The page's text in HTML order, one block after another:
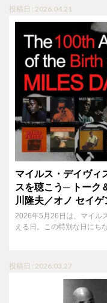
投稿日 : 2026.04.21
マイルス・デイヴィ
スを聴こう─ トーク
川隆夫／オノ セイ
2026年5月26日は、マイル
える日。この特別な日にち
投稿日 : 2026.03.27